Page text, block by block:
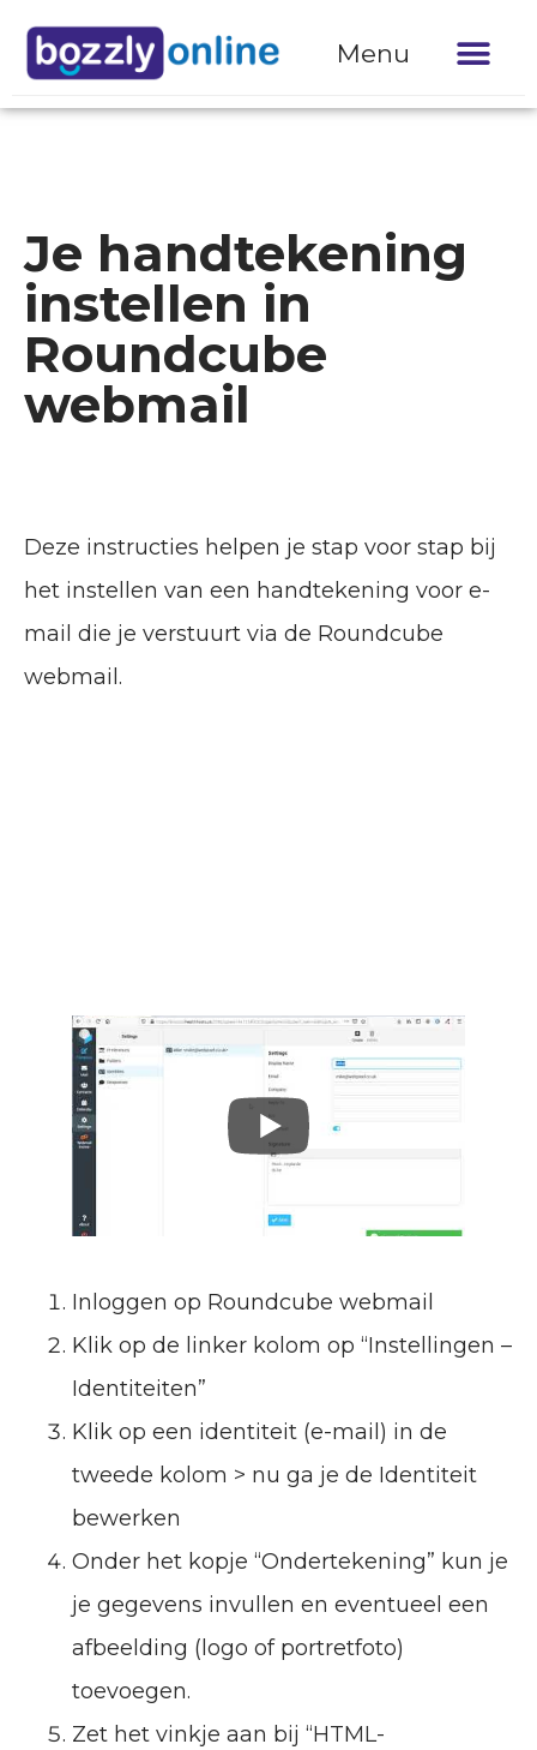
Menu
Je handtekening
instellen in
Roundcube
webmail
Deze instructies helpen je stap voor stap bij
het instellen van een handtekening voor e-
mail die je verstuurt via de Roundcube
webmail.
Inloggen op Roundcube webmail
Klik op de linker kolom op “Instellingen –
Identiteiten”
Klik op een identiteit (e-mail) in de
tweede kolom > nu ga je de Identiteit
bewerken
Onder het kopje “Ondertekening” kun je
je gegevens invullen en eventueel een
afbeelding (logo of portretfoto)
toevoegen.
Zet het vinkje aan bij “HTML-